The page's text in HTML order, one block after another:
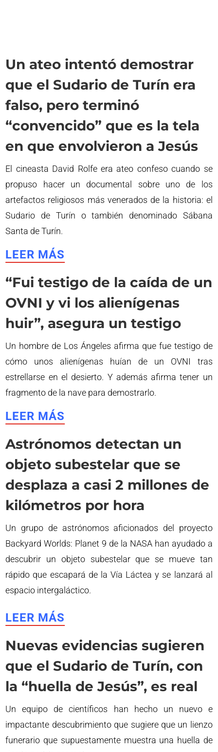
Un ateo intentó demostrar
que el Sudario de Turín era
falso, pero terminó
“convencido” que es la tela
en que envolvieron a Jesús
El cineasta David Rolfe era ateo confeso cuando se
propuso hacer un documental sobre uno de los
artefactos religiosos más venerados de la historia: el
Sudario de Turín o también denominado Sábana
Santa de Turín.
LEER MÁS
“Fui testigo de la caída de un
OVNI y vi los alienígenas
huir”, asegura un testigo
Un hombre de Los Ángeles afirma que fue testigo de
cómo unos alienígenas huían de un OVNI tras
estrellarse en el desierto. Y además afirma tener un
fragmento de la nave para demostrarlo.
LEER MÁS
Astrónomos detectan un
objeto subestelar que se
desplaza a casi 2 millones de
kilómetros por hora
Un grupo de astrónomos aficionados del proyecto
Backyard Worlds: Planet 9 de la NASA han ayudado a
descubrir un objeto subestelar que se mueve tan
rápido que escapará de la Vía Láctea y se lanzará al
espacio intergaláctico.
LEER MÁS
Nuevas evidencias sugieren
que el Sudario de Turín, con
la “huella de Jesús”, es real
Un equipo de científicos han hecho un nuevo e
impactante descubrimiento que sugiere que un lienzo
funerario que supuestamente muestra una huella de